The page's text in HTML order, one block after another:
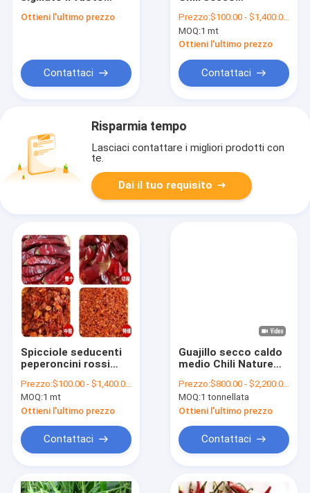
peperoncini rossi
Ottieni l'ultimo prezzo
Contattaci
Peppers Nutrizione
sodica 32 mg
Prezzo:$100.00 - $1,400.00/Metric Tons
MOQ:1 mt
Ottieni l'ultimo prezzo
Contattaci
Risparmia tempo
Lasciaci contattare i migliori prodotti con
te.
Dai il tuo requisito
Spicciole seducenti
peperoncini rossi
stele per piatti
secchi e gustosi
Prezzo:$100.00 - $1,400.00/Metric Tons
MOQ:1 mt
Ottieni l'ultimo prezzo
Contattaci
Guajillo secco caldo
medio Chili Nature
Prezzo:$800.00 - $2,200.00/Metric Tons
MOQ:1 tonnellata
Ottieni l'ultimo prezzo
Contattaci